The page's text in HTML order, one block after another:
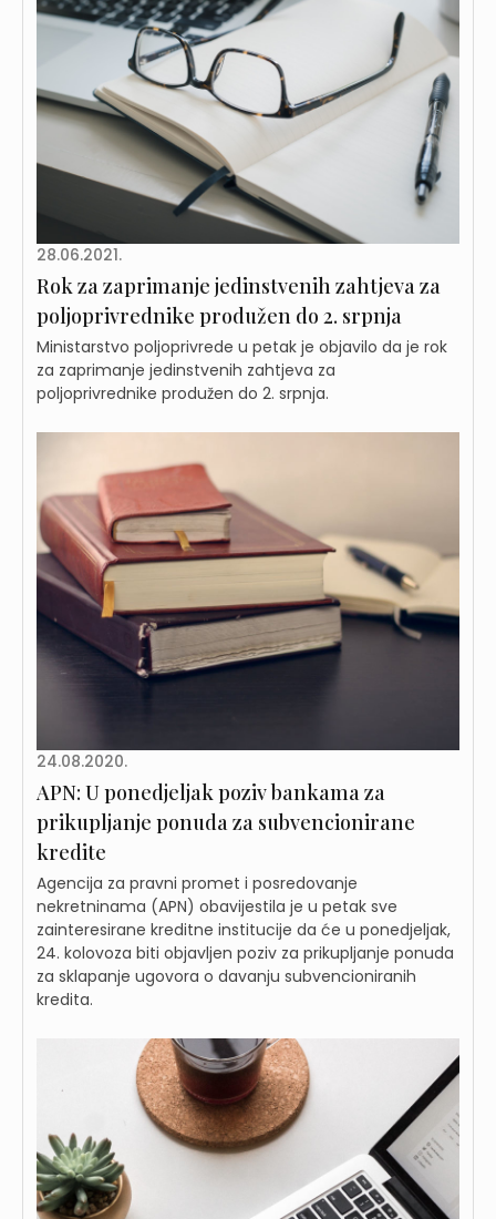
28.06.2021.
Rok za zaprimanje jedinstvenih zahtjeva za
poljoprivrednike produžen do 2. srpnja
Ministarstvo poljoprivrede u petak je objavilo da je rok
za zaprimanje jedinstvenih zahtjeva za
poljoprivrednike produžen do 2. srpnja.
24.08.2020.
APN: U ponedjeljak poziv bankama za
prikupljanje ponuda za subvencionirane
kredite
Agencija za pravni promet i posredovanje
nekretninama (APN) obavijestila je u petak sve
zainteresirane kreditne institucije da će u ponedjeljak,
24. kolovoza biti objavljen poziv za prikupljanje ponuda
za sklapanje ugovora o davanju subvencioniranih
kredita.